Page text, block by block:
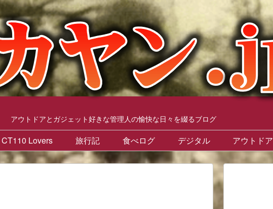
アウトドアとガジェット好きな管理人の愉快な日々を綴るブログ
CT110 Lovers 旅行記 食べログ デジタル アウトドア